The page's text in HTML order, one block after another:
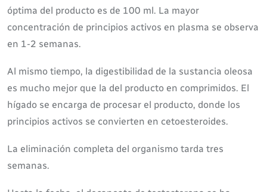
óptima del producto es de 100 ml. La mayor
concentración de principios activos en plasma se observa
en 1-2 semanas.
Al mismo tiempo, la digestibilidad de la sustancia oleosa
es mucho mejor que la del producto en comprimidos. El
hígado se encarga de procesar el producto, donde los
principios activos se convierten en cetoesteroides.
La eliminación completa del organismo tarda tres
semanas.